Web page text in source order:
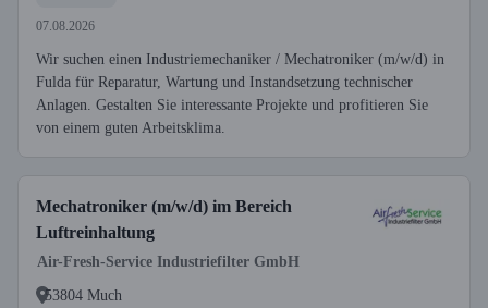
07.08.2026
Wir suchen einen Industriemechaniker / Mechatroniker (m/w/d) in
Fulda für Reparatur, Wartung und Instandsetzung technischer
Anlagen. Gestalten Sie interessante Projekte und profitieren Sie
von einem guten Arbeitsklima.
Mechatroniker (m/w/d) im Bereich
Luftreinhaltung
Air-Fresh-Service Industriefilter GmbH
53804 Much